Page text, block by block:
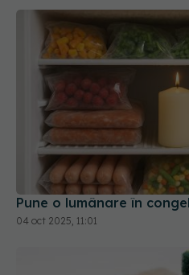
Pune o lumânare în
04 oct 2025, 11:01